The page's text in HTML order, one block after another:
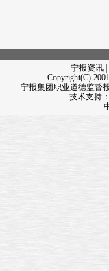
宁报资讯
Copyright(C)
宁报集团职业道德监督
技术支持